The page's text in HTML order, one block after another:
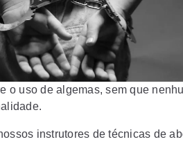
o uso de algemas, sem que
instrutores de técnicas de